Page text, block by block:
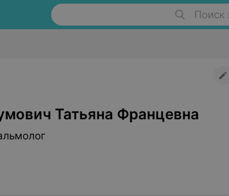
Поиск
Татьяна Францевна